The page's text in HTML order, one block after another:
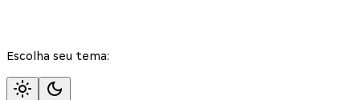
Escolha seu tema: